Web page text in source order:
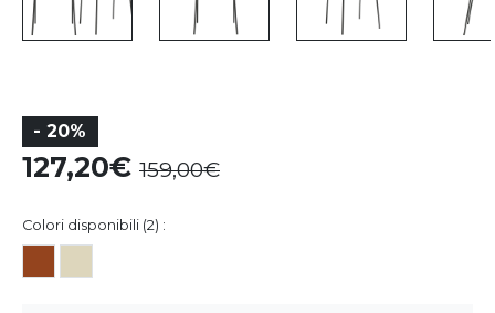
- 20%
127,20 159,00
Colori disponibili (2) :